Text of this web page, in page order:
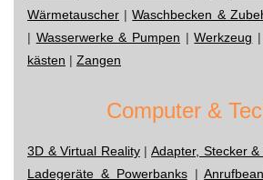
Wärmetauscher |Waschbecken &
| Wasserwerke & Pumpen |Werkzeug |
kästen | Zangen
Computer &
3D & Virtual Reality|Adapter, Stecker
Ladegeräte & Powerbanks|